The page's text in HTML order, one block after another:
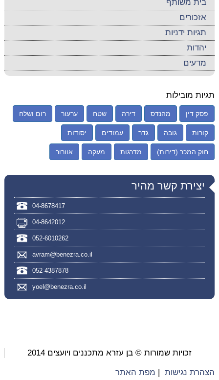
בית משותף
אזכורים
תגיות ידניות
יהדות
מדעים
תגיות מובילות
פסק דין מהנדס דירה שטח ערעור רום ושלח
קורות גובה גדר עמודים יסודות
חוק המכר (דירות) מדרגות מעקה אוורור
יצירת קשר מהיר
04-8678417
04-8642012
052-6010262
avram@benezra.co.il
052-4387878
yoel@benezra.co.il
זכויות שמורות © בן עזרא מתכננים ויועצים 2014
הצהרת נגישות| מפת האתר